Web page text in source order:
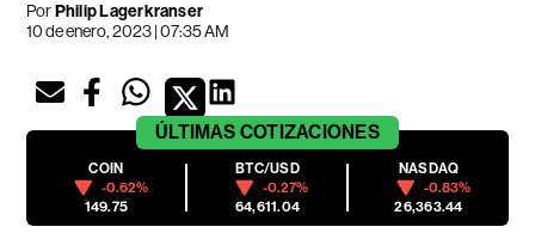
PorPhilip Lagerkranser
10 de enero, 2023 | 07:35 AM
ÚLTIMAS COTIZACIONES
COIN
-0.62%
149.75
BTC/USD
-0.27%
64,611.04
NASDAQ
-0.83%
26,363.44